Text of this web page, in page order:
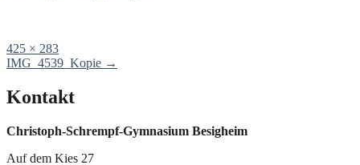
Full
size
425 × 283
Post
IMG_4539_Kopie →
Kontakt
Christoph-Schrempf-Gymnasium Besigheim
Auf dem Kies 27